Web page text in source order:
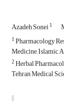
Azadeh Sonei1
1Pharmacology
Medicine, Islamic
2Herbal
Tehran Medical